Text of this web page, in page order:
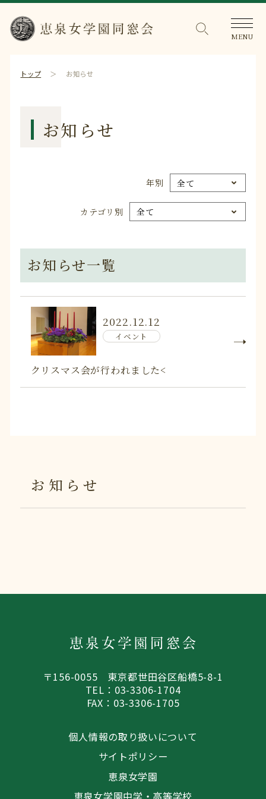
トップ お知らせ
お知らせ
年別
カテゴリ別
お知らせ一覧
2022.12.12
イベント
クリスマス会が行われました<
お知らせ
〒156-0055 東京都世田谷区船橋5-8-1
TEL：03-3306-1704
FAX：03-3306-1705
個人情報の取り扱いについて
サイトポリシー
恵泉女学園